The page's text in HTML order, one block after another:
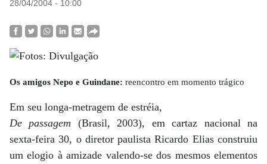
28/04/2004 - 10:00
Os amigos Nepo e Guindane: reencontro em momento trágico
Em seu longa-metragem de estréia,
De passagem (Brasil, 2003), em cartaz nacional na
sexta-feira 30, o diretor paulista Ricardo Elias construiu
um elogio à amizade valendo-se dos mesmos elementos